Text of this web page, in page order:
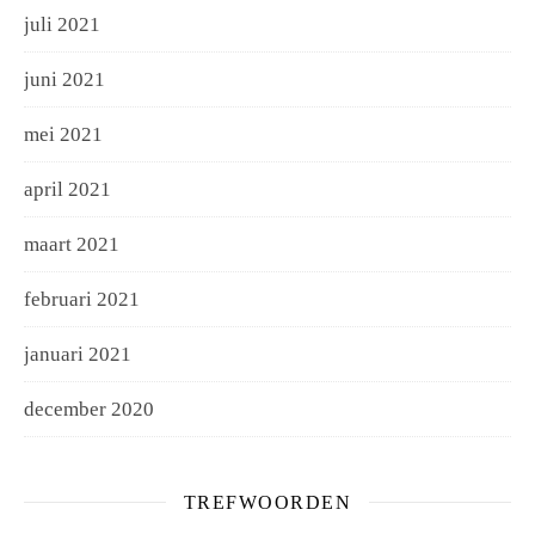
juli 2021
juni 2021
mei 2021
april 2021
maart 2021
februari 2021
januari 2021
december 2020
TREFWOORDEN